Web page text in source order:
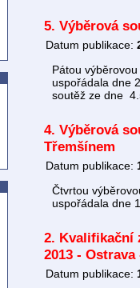
5. Výběrová
Datum publikace:
Pátou
uspořádala dne
soutěž ze dne
4. Výběrová
Třemšínem
Datum publikace:
Čtvrtou
uspořádala dne
2. Kvalifikační
2013 -
Datum publikace: